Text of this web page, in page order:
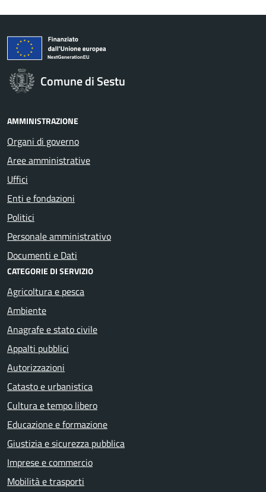
Comune di Sestu
AMMINISTRAZIONE
Organi di governo
Aree amministrative
Uffici
Enti e fondazioni
Politici
Personale amministrativo
Documenti e Dati
CATEGORIE DI SERVIZIO
Agricoltura e pesca
Ambiente
Anagrafe e stato civile
Appalti pubblici
Autorizzazioni
Catasto e urbanistica
Cultura e tempo libero
Educazione e formazione
Giustizia e sicurezza pubblica
Imprese e commercio
Mobilità e trasporti